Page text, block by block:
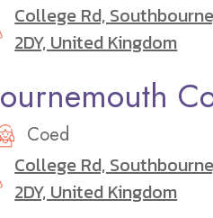
College Rd,
2DY, United Kingdom
Coed
College Rd,
2DY, United Kingdom